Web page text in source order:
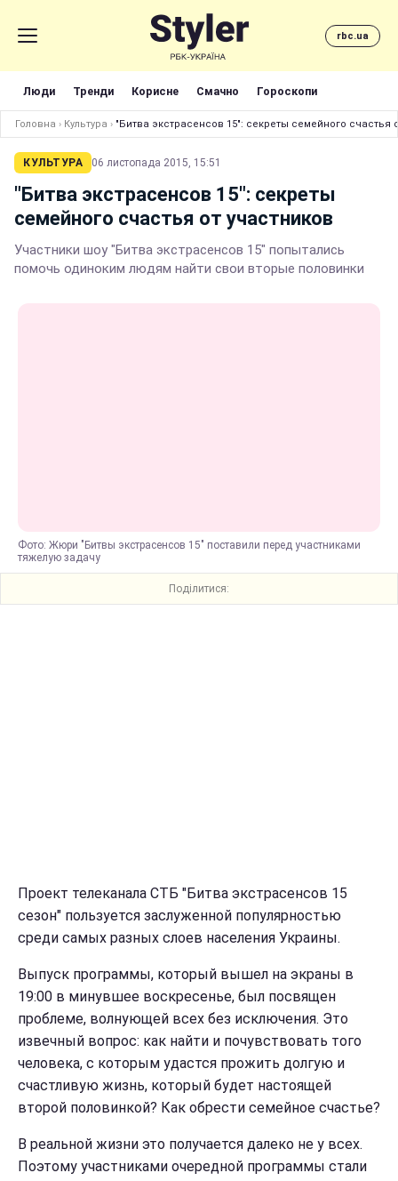
rbc.ua
Люди Тренди Корисне Смачно Гороскопи
Головна › Культура › "Битва экстрасенсов 15": секреты семейного счастья
КУЛЬТУРА 06 листопада 2015, 15:51
"Битва экстрасенсов 15": секреты
семейного счастья от участников
Участники шоу "Битва экстрасенсов 15" попытались
помочь одиноким людям найти свои вторые половинки
Фото: Жюри "Битвы экстрасенсов 15" поставили перед участниками
тяжелую задачу
Поділитися:
Проект телеканала СТБ "Битва экстрасенсов 15
сезон" пользуется заслуженной популярностью
среди самых разных слоев населения Украины.
Выпуск программы, который вышел на экраны в
19:00 в минувшее воскресенье, был посвящен
проблеме, волнующей всех без исключения. Это
извечный вопрос: как найти и почувствовать того
человека, с которым удастся прожить долгую и
счастливую жизнь, который будет настоящей
второй половинкой? Как обрести семейное счастье?
В реальной жизни это получается далеко не у всех.
Поэтому участниками очередной программы стали